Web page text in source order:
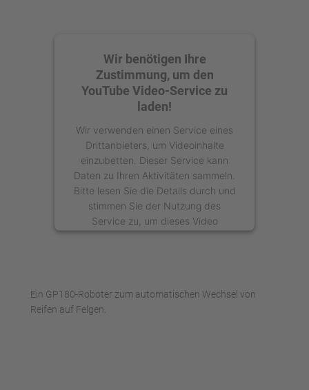
Wir benötigen Ihre
Zustimmung, um den
YouTube Video-Service zu
laden!
Wir verwenden einen Service eines
Drittanbieters, um Videoinhalte
einzubetten. Dieser Service kann
Daten zu Ihren Aktivitäten sammeln.
Bitte lesen Sie die Details durch und
stimmen Sie der Nutzung des
Service zu, um dieses Video
anzusehen.
Ein GP180-Roboter zum automatischen Wechsel von
Reifen auf Felgen.